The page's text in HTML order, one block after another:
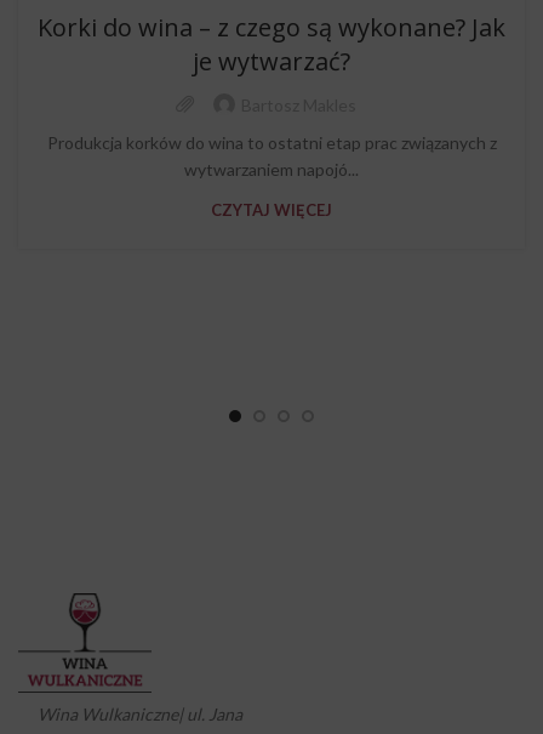
Korki do wina – z czego są wykonane? Jak
je wytwarzać?
Produkcja korków do wina to ostatni etap prac związanych z
wytwarzaniem napojó...
CZYTAJ WIĘCEJ
Wina Wulkaniczne| ul. Jana